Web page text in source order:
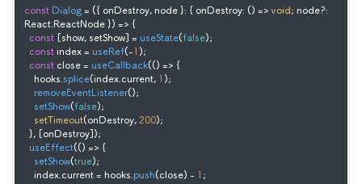
const Dialog = ({ onDestroy, node }: { onDestroy: () => void; node?:
React.ReactNode }) => {
const [show, setShow] = useState(false);
const index = useRef(-
);
const close = useCallback(() => {
    hooks.
splice(index.current,
);
removeEventListener();
setShow(false);
setTimeout(onDestroy, 200);
useEffect(() => {
setShow(true);
    index.
current = hooks.push(close) -
;